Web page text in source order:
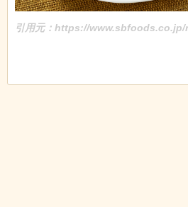
引用元：https://